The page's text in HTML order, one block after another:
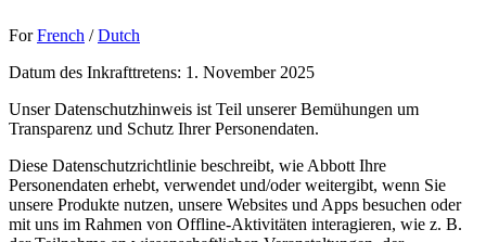
ForFrench /Dutch
Datum des Inkrafttretens: 1. November 2025
Unser Datenschutzhinweis ist Teil unserer Bemühungen um
Transparenz und Schutz Ihrer Personendaten.
Diese Datenschutzrichtlinie beschreibt, wie Abbott Ihre
Personendaten erhebt, verwendet und/oder weitergibt, wenn Sie
unsere Produkte nutzen, unsere Websites und Apps besuchen oder
mit uns im Rahmen von Offline-Aktivitäten interagieren, wie z. B.